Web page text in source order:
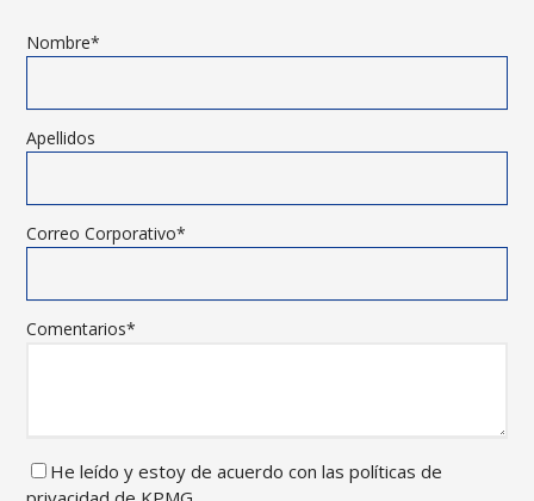
Nombre*
Apellidos
Correo Corporativo*
Comentarios*
He leído yestoy de acuerdo con laspolíticas de